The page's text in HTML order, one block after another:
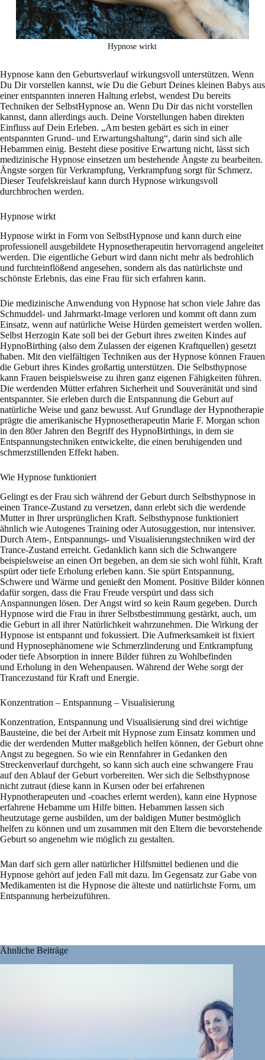
Hypnose wirkt
Hypnose kann den Geburtsverlauf wirkungsvoll unterstützen. Wenn
Du Dir vorstellen kannst, wie Du die Geburt Deines kleinen Babys aus
einer entspannten inneren Haltung erlebst, wendest Du bereits
Techniken der SelbstHypnose an. Wenn Du Dir das nicht vorstellen
kannst, dann allerdings auch. Deine Vorstellungen haben direkten
Einfluss auf Dein Erleben. „Am besten gebärt es sich in einer
entspannten Grund- und Erwartungshaltung“, darin sind sich alle
Hebammen einig. Besteht diese positive Erwartung nicht, lässt sich
medizinische Hypnose einsetzen um bestehende Ängste zu bearbeiten.
Ängste sorgen für Verkrampfung, Verkrampfung sorgt für Schmerz.
Dieser Teufelskreislauf kann durch Hypnose wirkungsvoll
durchbrochen werden.
Hypnose wirkt
Hypnose wirkt in Form von SelbstHypnose und kann durch eine
professionell ausgebildete Hypnosetherapeutin hervorragend angeleitet
werden. Die eigentliche Geburt wird dann nicht mehr als bedrohlich
und furchteinflößend angesehen, sondern als das natürlichste und
schönste Erlebnis, das eine Frau für sich erfahren kann.
Die medizinische Anwendung von Hypnose hat schon viele Jahre das
Schmuddel- und Jahrmarkt-Image verloren und kommt oft dann zum
Einsatz, wenn auf natürliche Weise Hürden gemeistert werden wollen.
Selbst Herzogin Kate soll bei der Geburt ihres zweiten Kindes auf
HypnoBirthing (also dem Zulassen der eigenen Kraftquellen) gesetzt
haben. Mit den vielfältigen Techniken aus der Hypnose können Frauen
die Geburt ihres Kindes großartig unterstützen. Die Selbsthypnose
kann Frauen beispielsweise zu ihren ganz eigenen Fähigkeiten führen.
Die werdenden Mütter erfahren Sicherheit und Souveränität und sind
entspannter. Sie erleben durch die Entspannung die Geburt auf
natürliche Weise und ganz bewusst. Auf Grundlage der Hypnotherapie
prägte die amerikanische Hypnosetherapeutin Marie F. Morgan schon
in den 80er Jahren den Begriff des HypnoBirthings, in dem sie
Entspannungstechniken entwickelte, die einen beruhigenden und
schmerzstillenden Effekt haben.
Wie Hypnose funktioniert
Gelingt es der Frau sich während der Geburt durch Selbsthypnose in
einen Trance-Zustand zu versetzen, dann erlebt sich die werdende
Mutter in Ihrer ursprünglichen Kraft. Selbsthypnose funktioniert
ähnlich wie Autogenes Training oder Autosuggestion, nur intensiver.
Durch Atem-, Entspannungs- und Visualisierungstechniken wird der
Trance-Zustand erreicht. Gedanklich kann sich die Schwangere
beispielsweise an einen Ort begeben, an dem sie sich wohl fühlt, Kraft
spürt oder tiefe Erholung erleben kann. Sie spürt Entspannung,
Schwere und Wärme und genießt den Moment. Positive Bilder können
dafür sorgen, dass die Frau Freude verspürt und dass sich
Anspannungen lösen. Der Angst wird so kein Raum gegeben. Durch
Hypnose wird die Frau in ihrer Selbstbestimmung gestärkt, auch, um
die Geburt in all ihrer Natürlichkeit wahrzunehmen. Die Wirkung der
Hypnose ist entspannt und fokussiert. Die Aufmerksamkeit ist fixiert
und Hypnosephänomene wie Schmerzlinderung und Entkrampfung
oder tiefe Absorption in innere Bilder führen zu Wohlbefinden
und Erholung in den Wehenpausen. Während der Wehe sorgt der
Trancezustand für Kraft und Energie.
Konzentration – Entspannung – Visualisierung
Konzentration, Entspannung und Visualisierung sind drei wichtige
Bausteine, die bei der Arbeit mit Hypnose zum Einsatz kommen und
die der werdenden Mutter maßgeblich helfen können, der Geburt ohne
Angst zu begegnen. So wie ein Rennfahrer in Gedanken den
Streckenverlauf durchgeht, so kann sich auch eine schwangere Frau
auf den Ablauf der Geburt vorbereiten. Wer sich die Selbsthypnose
nicht zutraut (diese kann in Kursen oder bei erfahrenen
Hypnotherapeuten und -coaches erlernt werden), kann eine Hypnose
erfahrene Hebamme um Hilfe bitten. Hebammen lassen sich
heutzutage gerne ausbilden, um der baldigen Mutter bestmöglich
helfen zu können und um zusammen mit den Eltern die bevorstehende
Geburt so angenehm wie möglich zu gestalten.
Man darf sich gern aller natürlicher Hilfsmittel bedienen und die
Hypnose gehört auf jeden Fall mit dazu. Im Gegensatz zur Gabe von
Medikamenten ist die Hypnose die älteste und natürlichste Form, um
Entspannung herbeizuführen.
Ähnliche Beiträge